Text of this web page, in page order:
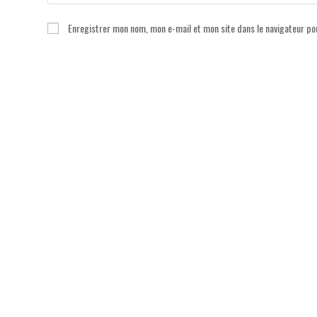
your
name
Enregistrer mon nom, mon e-mail et mon site dans le navigateur